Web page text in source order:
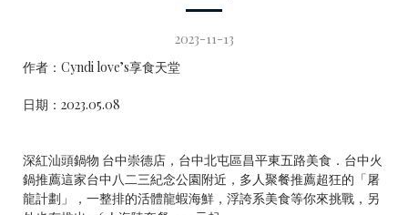
2023-11-13
作者： Cyndi love’s享食天堂
日期：2023.05.08
深紅汕頭鍋物 台中崇德店，台中北屯區昌平東五路美食．台中火
鍋推薦這家台中八二三紀念公園附近，多人聚餐推薦超狂的「屠
龍計劃」，一整排的活體龍蝦海鮮，浮誇系美食等你來挑戰，另